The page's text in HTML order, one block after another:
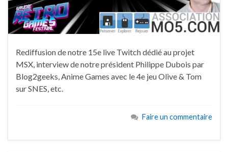
Rediffusion de notre 15e live Twitch dédié au projet
MSX, interview de notre président Philippe Dubois par
Blog2geeks, Anime Games avec le 4e jeu Olive & Tom
sur SNES, etc.
Faire un commentaire